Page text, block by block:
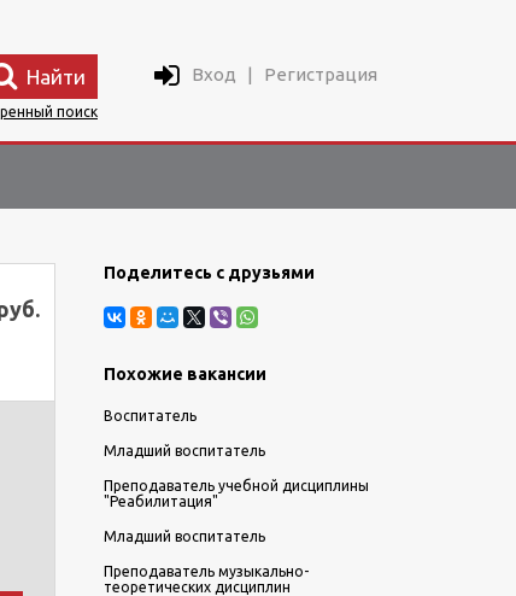
Найти Вход | Регистрация
поиск
Поделитесь с друзьями
Похожие вакансии
Воспитатель
Младший воспитатель
Преподаватель учебной дисциплины
"Реабилитация"
Младший воспитатель
Преподаватель музыкально-
теоретических дисциплин